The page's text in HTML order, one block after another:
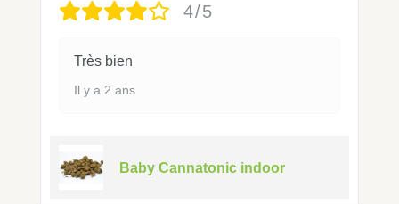
4/5
Très bien
Il y a 2 ans
Baby Cannatonic indoor